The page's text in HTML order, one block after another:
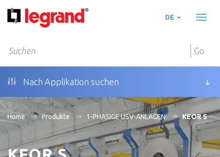
DE
Go
Nach Applikation suchen
Home Produkte 1-PHASIGE USV-ANLAGEN KEOR S